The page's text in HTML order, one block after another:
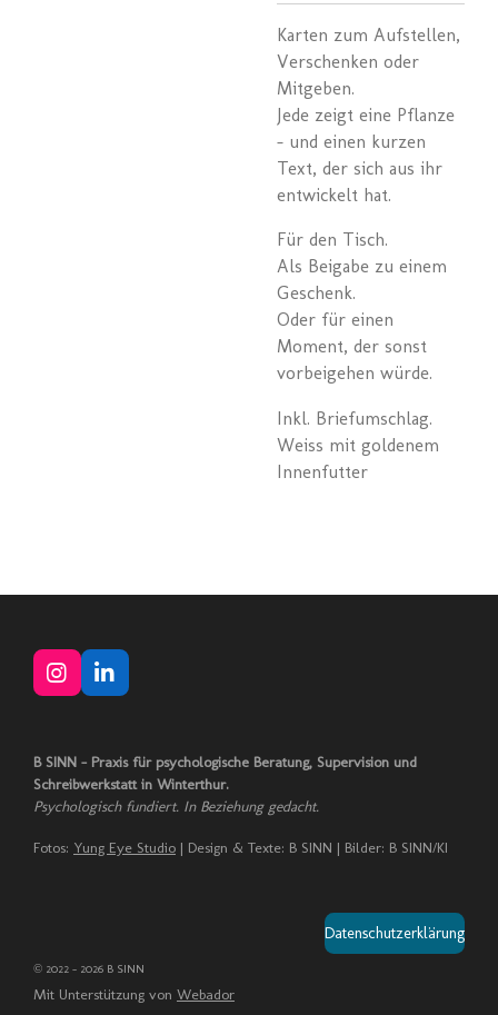
Karten zum Aufstellen,
Verschenken oder
Mitgeben.
Jede zeigt eine Pflanze
– und einen kurzen
Text, der sich aus ihr
entwickelt hat.
Für den Tisch.
Als Beigabe zu einem
Geschenk.
Oder für einen
Moment, der sonst
vorbeigehen würde.
Inkl. Briefumschlag.
Weiss mit goldenem
Innenfutter
I
n
a
g
r
m
L
i
e
d
I
B SINN – Praxis für psychologische Beratung, Supervision und
Schreibwerkstatt in Winterthur.
Psychologisch fundiert. In Beziehung gedacht.
Fotos: Yung Eye Studio | Design & Texte: B SINN | Bilder: B SINN/KI
Datenschutzerklärung
© 2022 - 2026 B SINN
Mit Unterstützung von Webador